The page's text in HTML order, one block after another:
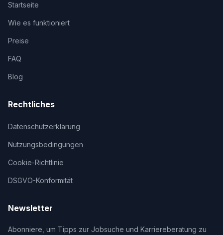
Startseite
Wie es funktioniert
Preise
FAQ
Blog
Rechtliches
Datenschutzerklärung
Nutzungsbedingungen
Cookie-Richtlinie
DSGVO-Konformität
Newsletter
Abonniere, um Tipps zur Jobsuche und Karriereberatung zu